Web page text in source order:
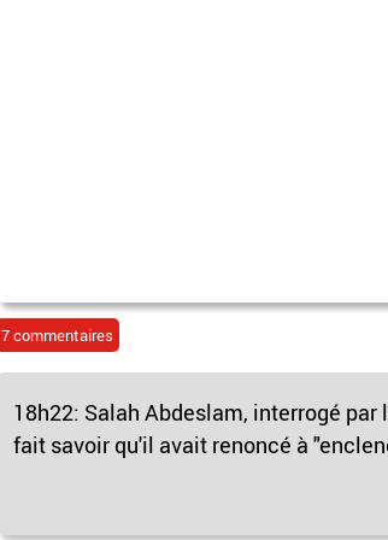
7 commentaires
18h22: Salah Abdeslam, interrogé
fait savoir qu'il avait renoncé à